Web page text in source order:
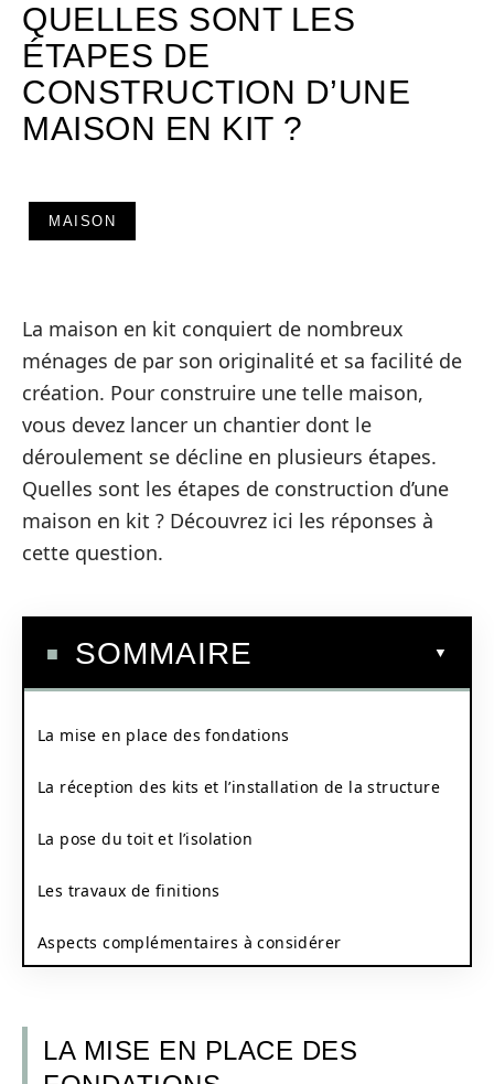
QUELLES SONT LES
ÉTAPES DE
CONSTRUCTION D’UNE
MAISON EN KIT ?
MAISON
La maison en kit conquiert de nombreux
ménages de par son originalité et sa facilité de
création. Pour construire une telle maison,
vous devez lancer un chantier dont le
déroulement se décline en plusieurs étapes.
Quelles sont les étapes de construction d’une
maison en kit ? Découvrez ici les réponses à
cette question.
SOMMAIRE
La mise en place des fondations
La réception des kits et l’installation de la structure
La pose du toit et l’isolation
Les travaux de finitions
Aspects complémentaires à considérer
LA MISE EN PLACE DES